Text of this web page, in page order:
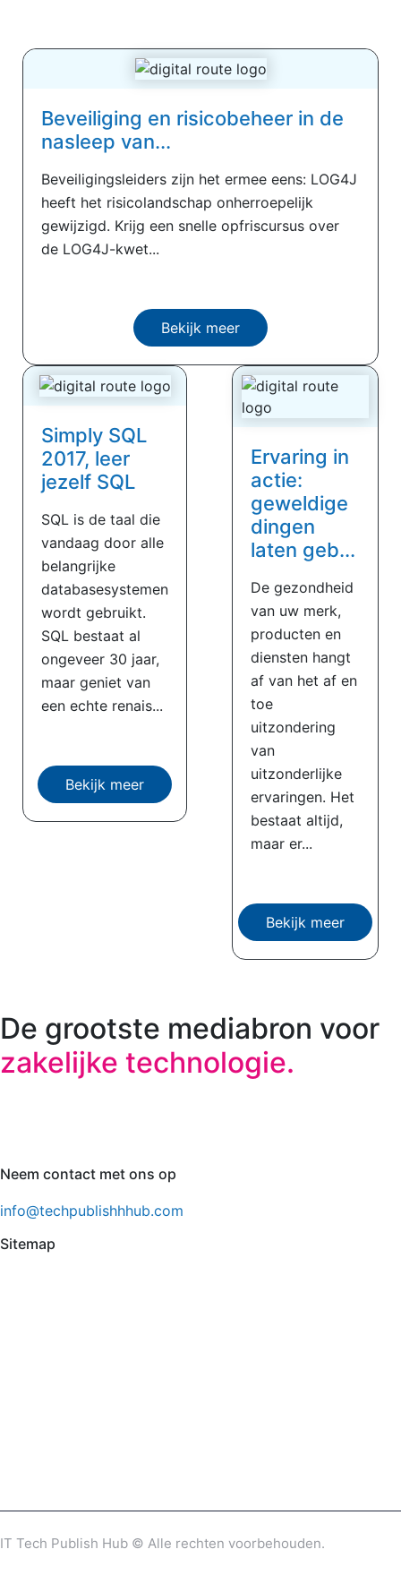
Beveiliging en risicobeheer in de
nasleep van...
Beveiligingsleiders zijn het ermee eens: LOG4J
heeft het risicolandschap onherroepelijk
gewijzigd. Krijg een snelle opfriscursus over
de LOG4J-kwet...
Bekijk meer
Simply SQL
2017, leer
jezelf SQL
SQL is de taal die
vandaag door alle
belangrijke
databasesystemen
wordt gebruikt.
SQL bestaat al
ongeveer 30 jaar,
maar geniet van
een echte renais...
Bekijk meer
Ervaring in
actie:
geweldige
dingen
laten geb...
De gezondheid
van uw merk,
producten en
diensten hangt
af van het af en
toe
uitzondering
van
uitzonderlijke
ervaringen. Het
bestaat altijd,
maar er...
Bekijk meer
De grootste mediabron voor
zakelijke technologie.
Neem contact met ons op
info@techpublishhhub.com
Sitemap
IT Tech Publish Hub © Alle rechten voorbehouden.